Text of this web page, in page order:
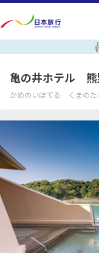
亀の井ホテル 熊
かめのいほてる くまのた